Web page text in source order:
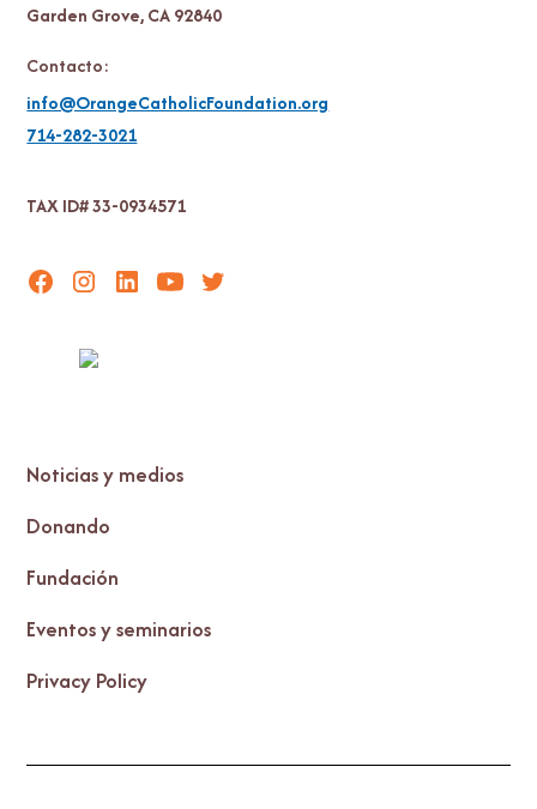
Garden Grove, CA 92840
Contacto:
info@OrangeCatholicFoundation.org
714-282-3021
TAX ID# 33-0934571
Noticias y medios
Donando
Fundación
Eventos y seminarios
Privacy Policy